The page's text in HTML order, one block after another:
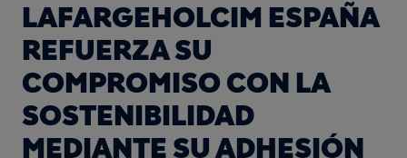
LAFARGEHOLCIM ESPAÑA
REFUERZA SU
COMPROMISO CON LA
SOSTENIBILIDAD
MEDIANTE SU ADHESIÓN